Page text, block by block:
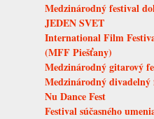
Medzinárodný festival
JEDEN SVET
International Film
(MFF Piešťany)
Medzinárodný gitarový
Medzinárodný
Nu Dance Fest
Festival súčasného